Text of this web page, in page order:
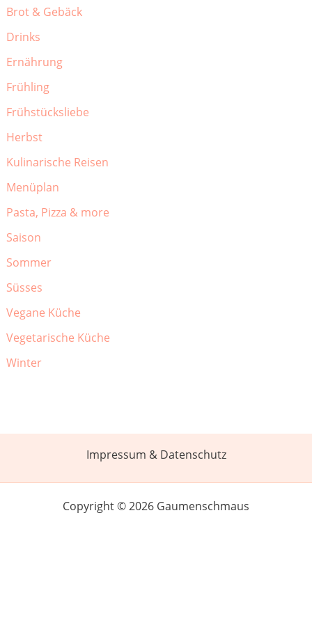
Brot & Gebäck
Drinks
Ernährung
Frühling
Frühstücksliebe
Herbst
Kulinarische Reisen
Menüplan
Pasta, Pizza & more
Saison
Sommer
Süsses
Vegane Küche
Vegetarische Küche
Winter
Impressum & Datenschutz
Copyright © 2026 Gaumenschmaus